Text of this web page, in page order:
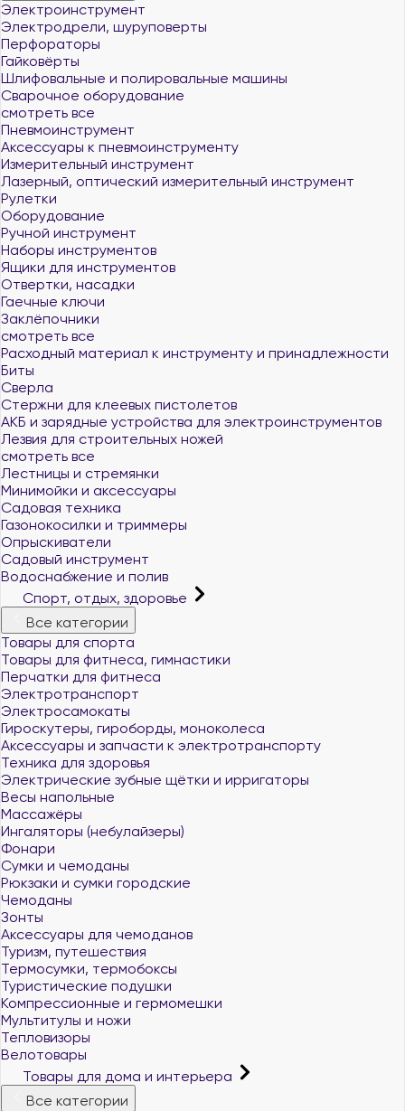
Электроинструмент
Электродрели, шуруповерты
Перфораторы
Гайковёрты
Шлифовальные и полировальные машины
Сварочное оборудование
смотреть все
Пневмоинструмент
Аксессуары к пневмоинструменту
Измерительный инструмент
Лазерный, оптический измерительный инструмент
Рулетки
Оборудование
Ручной инструмент
Наборы инструментов
Ящики для инструментов
Отвертки, насадки
Гаечные ключи
Заклёпочники
смотреть все
Расходный материал к инструменту и принадлежности
Биты
Сверла
Стержни для клеевых пистолетов
АКБ и зарядные устройства для электроинструментов
Лезвия для строительных ножей
смотреть все
Лестницы и стремянки
Минимойки и аксессуары
Садовая техника
Газонокосилки и триммеры
Опрыскиватели
Садовый инструмент
Водоснабжение и полив
Спорт, отдых, здоровье
Все категории
Товары для спорта
Товары для фитнеса, гимнастики
Перчатки для фитнеса
Электротранспорт
Электросамокаты
Гироскутеры, гироборды, моноколеса
Аксессуары и запчасти к электротранспорту
Техника для здоровья
Электрические зубные щётки и ирригаторы
Весы напольные
Массажёры
Ингаляторы (небулайзеры)
Фонари
Сумки и чемоданы
Рюкзаки и сумки городские
Чемоданы
Зонты
Аксессуары для чемоданов
Туризм, путешествия
Термосумки, термобоксы
Туристические подушки
Компрессионные и гермомешки
Мультитулы и ножи
Тепловизоры
Велотовары
Товары для дома и интерьера
Все категории